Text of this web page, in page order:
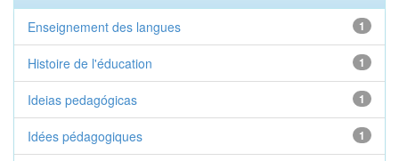
1
Enseignement des langues
1
Histoire de l'éducation
1
Ideias pedagógicas
1
Idées pédagogiques